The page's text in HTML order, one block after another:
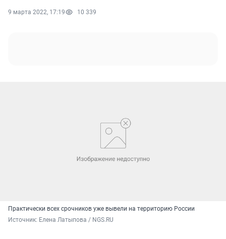
9 марта 2022, 17:19 10 339
Практически всех срочников уже вывели на территорию России
Источник: Елена Латыпова / NGS.RU